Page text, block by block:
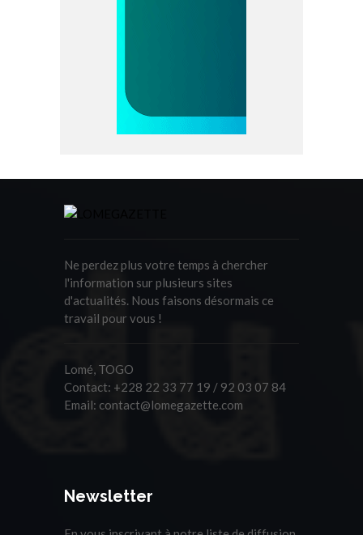
Ne perdez plus votre temps à chercher
l'information sur plusieurs sites
d'actualités. Nous faisons désormais ce
travail pour vous !
Lomé, TOGO
Contact: +228 22 33 77 19 / 92 03 07 84
Email: contact@lomegazette.com
Newsletter